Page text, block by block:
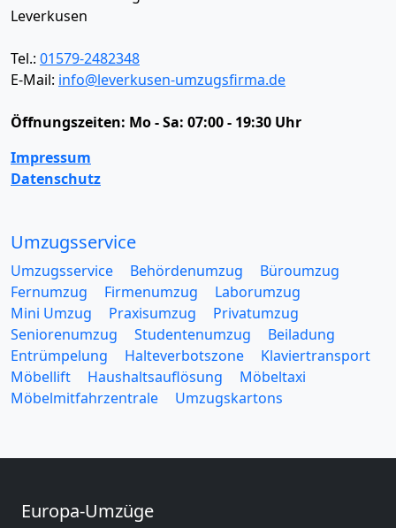
Leverkusen
Tel.: 01579-2482348
E-Mail: info@leverkusen-umzugsfirma.de
Öffnungszeiten: Mo - Sa: 07:00 - 19:30 Uhr
Impressum
Datenschutz
Umzugsservice
Umzugsservice Behördenumzug
Büroumzug
Fernumzug
Firmenumzug
Laborumzug
Mini Umzug
Praxisumzug
Privatumzug
Seniorenumzug
Studentenumzug
Beiladung
Entrümpelung
Halteverbotszone
Klaviertransport
Möbellift
Haushaltsauflösung
Möbeltaxi
Möbelmitfahrzentrale
Umzugskartons
Europa-Umzüge